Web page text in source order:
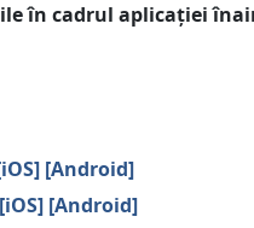
în cadrul aplicației
[Android]
[Android]